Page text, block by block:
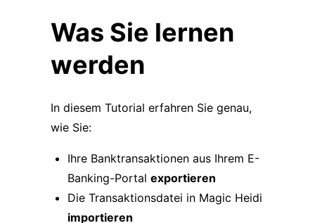
Was Sie lernen
werden
In diesem Tutorial erfahren Sie genau,
wie Sie:
Ihre Banktransaktionen aus Ihrem E-
Banking-Portal exportieren
Die Transaktionsdatei in Magic Heidi
importieren